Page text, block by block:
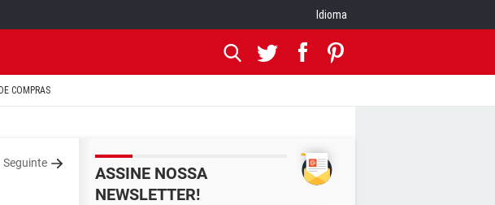
Idioma
COMPRAS
Seguinte
ASSINE NOSSA
NEWSLETTER!